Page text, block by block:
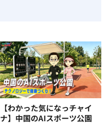
【わかった気になっチャイ
ナ】中国のAIスポーツ公園